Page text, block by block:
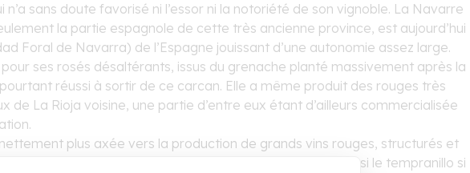
sans doute favorisé ni l’essor ni la notoriété de son vignoble. La Navarre
la partie espagnole de cette très ancienne province, est aujourd’hui
Foral de Navarra) de l’Espagne jouissant d’une autonomie assez large.
ses rosés désaltérants, issus du grenache planté massivement après la
réussi à sortir de ce carcan. Elle a même produit des rouges très
de La Rioja voisine, une partie d’entre eux étant d’ailleurs commercialisée
plus axée vers la production de grands vins rouges, structurés et
du
, même si le tempranillo si